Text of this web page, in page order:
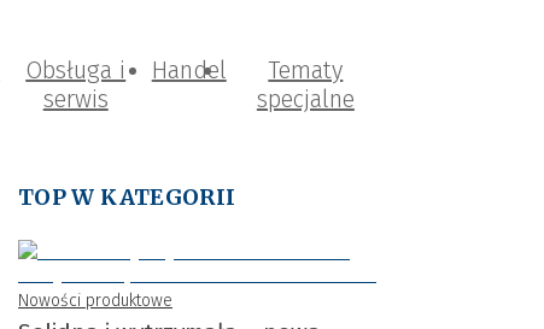
Obsługa i
serwis
Handel
Tematy
specjalne
TOP W KATEGORII
Nowości produktowe